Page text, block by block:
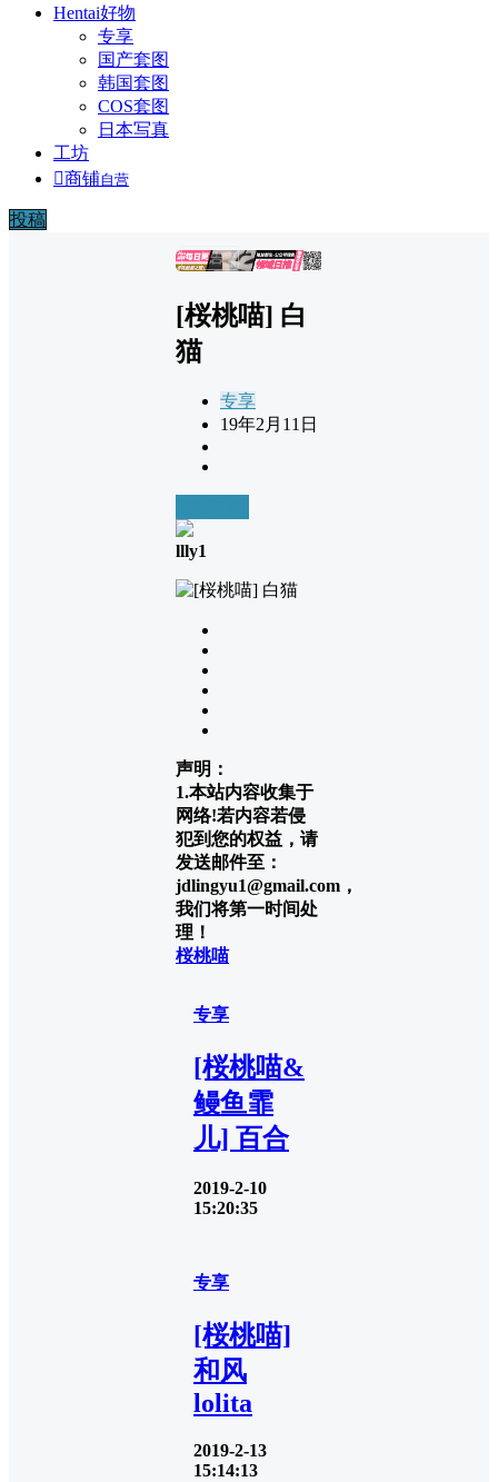
Hentai好物
专享
国产套图
韩国套图
COS套图
日本写真
工坊
商铺自营
投稿
广告
[桜桃喵] 白
猫
专享
19年2月11日
llly1
声明：
1.本站内容收集于
网络!若内容若侵
犯到您的权益，请
发送邮件至：
jdlingyu1@gmail.com，
我们将第一时间处
理！
桜桃喵
专享
[桜桃喵&
鳗鱼霏
儿] 百合
2019-2-10
15:20:35
专享
[桜桃喵]
和风
lolita
2019-2-13
15:14:13